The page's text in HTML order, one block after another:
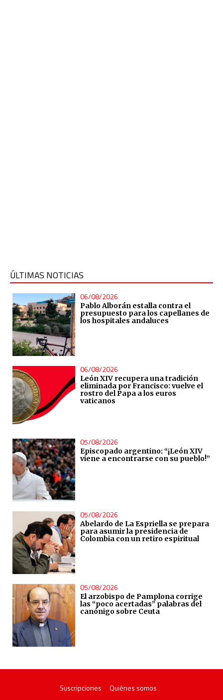
ÚLTIMAS NOTICIAS
06/08/2026
Pablo Alborán estalla contra el
presupuesto para los capellanes de
los hospitales andaluces
06/08/2026
León XIV recupera una tradición
eliminada por Francisco: vuelve el
rostro del Papa a los euros
vaticanos
05/08/2026
Episcopado argentino: “¡León XIV
viene a encontrarse con su pueblo!”
05/08/2026
Abelardo de La Espriella se prepara
para asumir la presidencia de
Colombia con un retiro espiritual
05/08/2026
El arzobispo de Pamplona corrige
las “poco acertadas” palabras del
canónigo sobre Ceuta
Suscripciones Quiénes somos